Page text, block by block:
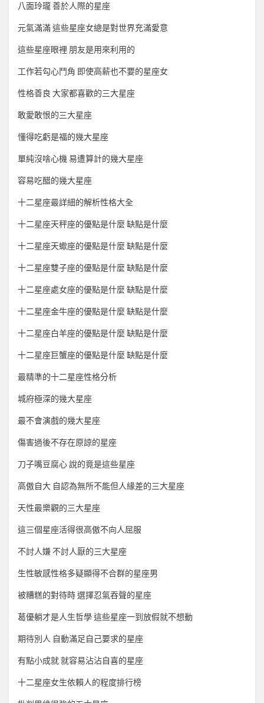
八面玲瓏 善於人際的星座
元氣滿滿 這些星座女總是對世界充滿愛意
這些星座眼裡 朋友是用來利用的
工作若勾心鬥角 即使高薪也不要的星座女
性格善良 大家都喜歡的三大星座
敢愛敢恨的三大星座
懂得吃虧是福的幾大星座
單純沒啥心機 易遭算計的幾大星座
容易吃醋的幾大星座
十二星座最詳細的解析性格大全
十二星座天秤座的優點是什麼 缺點是什麼
十二星座天蠍座的優點是什麼 缺點是什麼
十二星座雙子座的優點是什麼 缺點是什麼
十二星座處女座的優點是什麼 缺點是什麼
十二星座金牛座的優點是什麼 缺點是什麼
十二星座白羊座的優點是什麼 缺點是什麼
十二星座巨蟹座的優點是什麼 缺點是什麼
最精準的十二星座性格分析
城府極深的幾大星座
最不會演戲的幾大星座
傷害過後不存在原諒的星座
刀子嘴豆腐心 說的竟是這些星座
高傲自大 自認為無所不能但人緣差的三大星座
天性最樂觀的三大星座
這三個星座活得很高傲不向人屈服
不討人嫌 不討人厭的三大星座
生性敏感性格多疑顯得不合群的星座男
被糟糕的對待時 選擇忍氣吞聲的星座
葛優躺才是人生哲學 這些星座一到放假就不想動
期待別人 自動滿足自己要求的星座
有點小成就 就容易沾沾自喜的星座
十二星座女生依賴人的程度排行榜